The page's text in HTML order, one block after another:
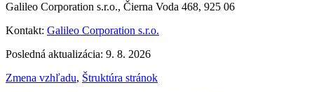
Galileo Corporation s.r.o., Čierna Voda 468, 925 06
Kontakt: Galileo Corporation s.r.o.
Posledná aktualizácia: 9. 8. 2026
Zmena vzhľadu, Štruktúra stránok